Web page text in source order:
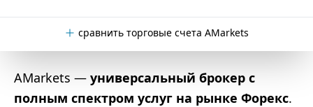
сравнить торговые счета AMarkets
AMarkets — универсальный брокер с
полным спектром услуг на рынке Форекс.